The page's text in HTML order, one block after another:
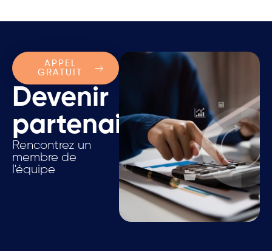
Devenir
partenaire.
Rencontrez un
membre de
l'équipe
APPEL
GRATUIT